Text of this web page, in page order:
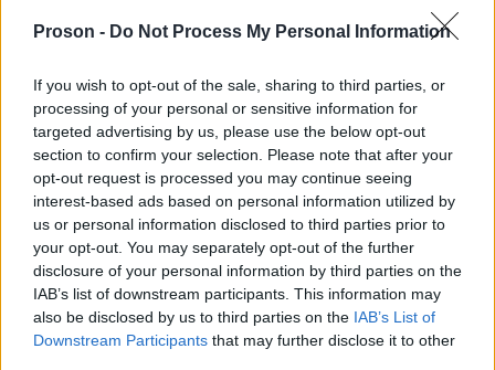
Proson - Do Not Process My Personal Information
If you wish to opt-out of the sale, sharing to third parties, or
processing of your personal or sensitive information for
targeted advertising by us, please use the below opt-out
section to confirm your selection. Please note that after your
opt-out request is processed you may continue seeing
interest-based ads based on personal information utilized by
us or personal information disclosed to third parties prior to
your opt-out. You may separately opt-out of the further
disclosure of your personal information by third parties on the
IAB’s list of downstream participants. This information may
also be disclosed by us to third parties on the IAB’s List of
Downstream Participants that may further disclose it to other
ενημερωθούν έγκαιρα από τις διοικήσειςτων
που παρακολουθούν τα παιδιά τους, ώστε να
γνωρίζουν με ακρίβεια τοφετινό πρόγραμμα
χριστουγεννιάτικων διακοπών.
ΑΣΕΠ: Πιστοποίηση Αγγλικών σε
μόνο 2 ημέρες στα χέρια σας